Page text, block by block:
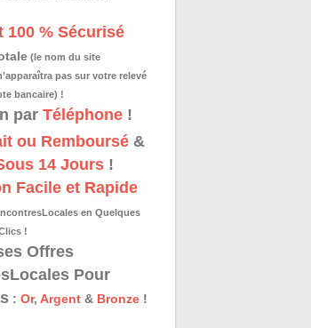
100 % Sécurisé
(le nom du site
pas sur votre relevé
bancaire) !
par Téléphone!
ou Remboursé&
14 Jours !
Facile et Rapide
en Quelques
!
Offres
Pour
:Or,Argent & Bronze !